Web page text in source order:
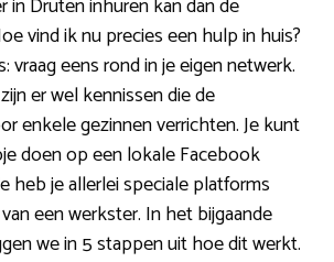
vind ik nu precies een hulp in huis?
vraag eens rond in je eigen netwerk.
er wel kennissen die de
enkele gezinnen verrichten. Je kunt
doen op een lokale Facebook
heb je allerlei speciale platforms
een werkster. In het bijgaande
we in 5 stappen uit hoe dit werkt.